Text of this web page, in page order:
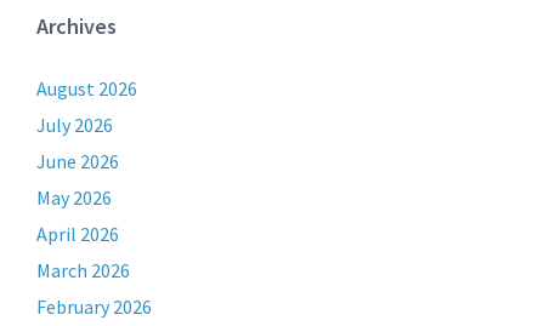
Archives
August 2026
July 2026
June 2026
May 2026
April 2026
March 2026
February 2026